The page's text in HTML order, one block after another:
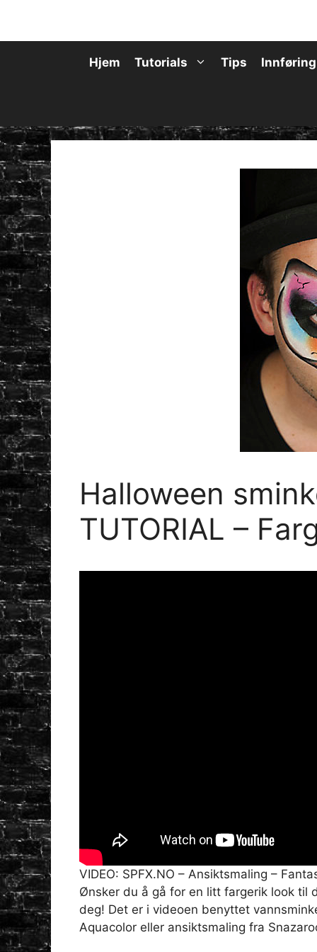
innhold
Hjem Tutorials Tips
Halloween
TUTORIAL –
VIDEO: SPFX.NO – Ansiktsmaling –
Ønsker du å gå for en litt fargerik look til
deg! Det er i videoen benyttet
Aquacolor eller ansiktsmaling fra